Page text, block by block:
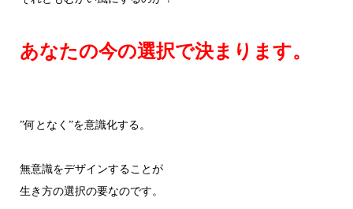
あなたの今の選択で決まります。
”何となく”を意識化する。
無意識をデザインすることが
生き方の選択の要なのです。